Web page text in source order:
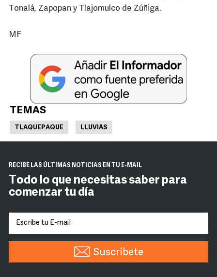
Tonalá, Zapopan y Tlajomulco de Zúñiga.
MF
TEMAS
TLAQUEPAQUE LLUVIAS
RECIBE LAS ÚLTIMAS NOTICIAS EN TU E-MAIL
Todo lo que necesitas saber para
comenzar tu día
Suscríbete